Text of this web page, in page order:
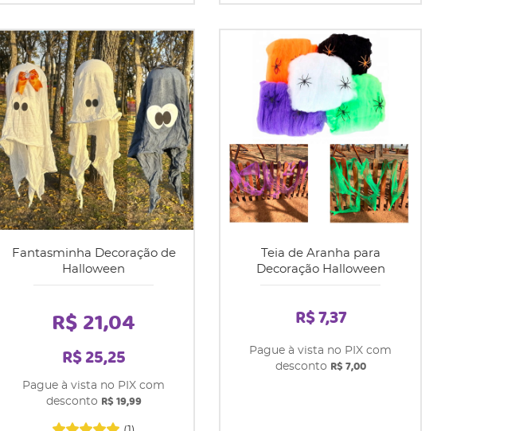
Fantasminha Decoração de
Halloween
R$ 21,04
R$ 25,25
Pague à vista no PIX com
desconto R$ 19,99
Teia de Aranha para
Decoração Halloween
R$ 7,37
Pague à vista no PIX com
desconto R$ 7,00